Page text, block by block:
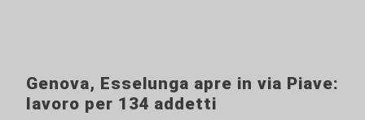
Genova, Esselunga apre in via Piave:
lavoro per 134 addetti